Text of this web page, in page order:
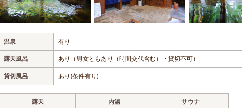
温泉 有り
露天風呂 あり（男女ともあり（時間交代含む）・貸切不可）
貸切風呂 あり(条件有り)
露天 内湯 サウナ